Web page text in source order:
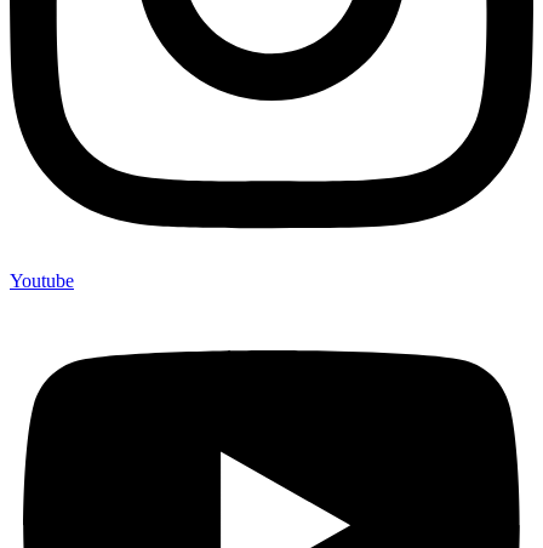
Youtube